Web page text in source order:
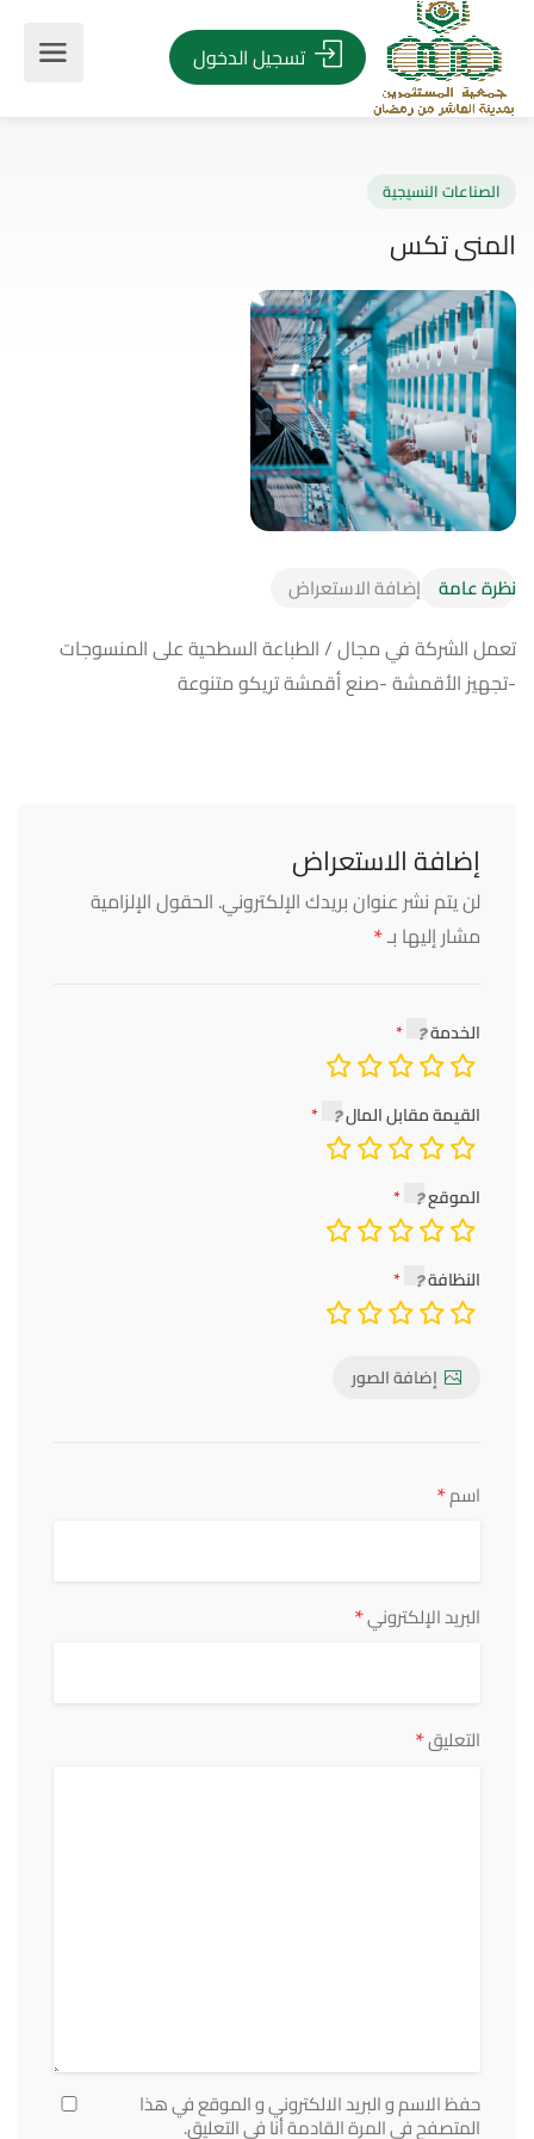
تسجيل الدخول
تكس
نظرة عامة إضافة الاستعراض
تعمل الشركة في مجال / الطباعة السطحية على المنسوجات
-تجهيز الأقمشة -صنع أقمشة تريكو متنوعة
إضافة الاستعراض
لن يتم نشر عنوان بريدك الإلكتروني. الحقول الإلزامية
مشار إليها بـ*
الخدمة
القيمة مقابل المال
الموقع
النظافة
إضافة الصور
اسم*
البريد الإلكتروني*
التعليق*
حفظ الاسم و البريد الالكتروني و الموقع في هذا
المتصفح في المرة القادمة أنا في التعليق.